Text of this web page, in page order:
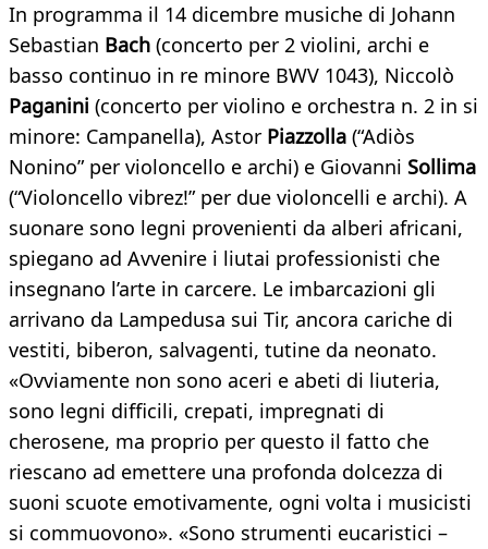
In programma il 14 dicembre musiche di Johann
Sebastian Bach (concerto per 2 violini, archi e
basso continuo in re minore BWV 1043), Niccolò
Paganini (concerto per violino e orchestra n. 2 in si
minore: Campanella), Astor Piazzolla (“Adiòs
Nonino” per violoncello e archi) e Giovanni Sollima
(“Violoncello vibrez!” per due violoncelli e archi). A
suonare sono legni provenienti da alberi africani,
spiegano ad Avvenire i liutai professionisti che
insegnano l’arte in carcere. Le imbarcazioni gli
arrivano da Lampedusa sui Tir, ancora cariche di
vestiti, biberon, salvagenti, tutine da neonato.
«Ovviamente non sono aceri e abeti di liuteria,
sono legni difficili, crepati, impregnati di
cherosene, ma proprio per questo il fatto che
riescano ad emettere una profonda dolcezza di
suoni scuote emotivamente, ogni volta i musicisti
si commuovono». «Sono strumenti eucaristici –